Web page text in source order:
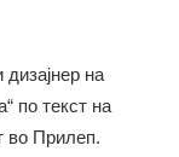
на
по текст на
во Прилеп.